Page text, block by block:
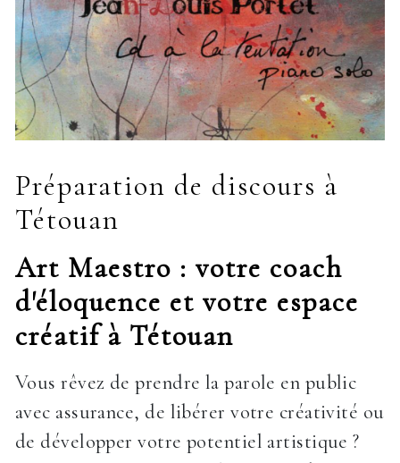
Préparation de discours à
Tétouan
Art Maestro : votre coach
d'éloquence et votre espace
créatif à Tétouan
Vous rêvez de prendre la parole en public
avec assurance, de libérer votre créativité ou
de développer votre potentiel artistique ?